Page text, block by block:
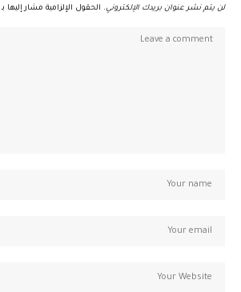
لن يتم نشر عنوان بريدك الإلكتروني. الحقول الإلزامية مشار إليها بـ